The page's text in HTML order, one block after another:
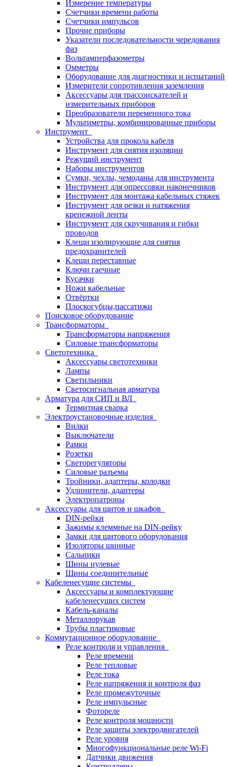
Измерение температуры
Счетчики времени работы
Счетчики импульсов
Прочие приборы
Указатели последовательности чередования
фаз
Вольтамперфазометры
Омметры
Оборудование для диагностики и испытаний
Измерители сопротивления заземления
Аксессуары для трассоискателей и
измерительных приборов
Преобразователи переменного тока
Мультиметры, комбинированные приборы
Инструмент
Устройства для прокола кабеля
Инструмент для снятия изоляции
Режущий инструмент
Наборы инструментов
Сумки, чехлы, чемоданы для инструмента
Инструмент для опрессовки наконечников
Инструмент для монтажа кабельных стяжек
Инструмент для резки и натяжения
крепежной ленты
Инструмент для скручивания и гибки
проводов
Клещи изолирующие для снятия
предохранителей
Клещи переставные
Ключи гаечные
Кусачки
Ножи кабельные
Отвёртки
Плоскогубцы,пассатижи
Поисковое оборудование
Трансформаторы
Трансформаторы напряжения
Силовые трансформаторы
Светотехника
Аксессуары светотехники
Лампы
Светильники
Светосигнальная арматура
Арматура для СИП и ВЛ
Термитная сварка
Электроустановочные изделия
Вилки
Выключатели
Рамки
Розетки
Светорегуляторы
Силовые разъемы
Тройники, адаптеры, колодки
Удлинители, адаптеры
Электропатроны
Аксессуары для щитов и шкафов
DIN-рейки
Зажимы клеммные на DIN-рейку
Замки для щитового оборудования
Изоляторы шинные
Сальники
Шины нулевые
Шины соединительные
Кабеленесущие системы
Аксессуары и комплектующие
кабеленесущих систем
Кабель-каналы
Металлорукав
Трубы пластиковые
Коммутационное оборудование
Реле контроля и управления
Реле времени
Реле тепловые
Реле тока
Реле напряжения и контроля фаз
Реле промежуточные
Реле импульсные
Фотореле
Реле контроля мощности
Реле защиты электродвигателей
Реле уровня
Многофункциональные реле Wi-Fi
Датчики движения